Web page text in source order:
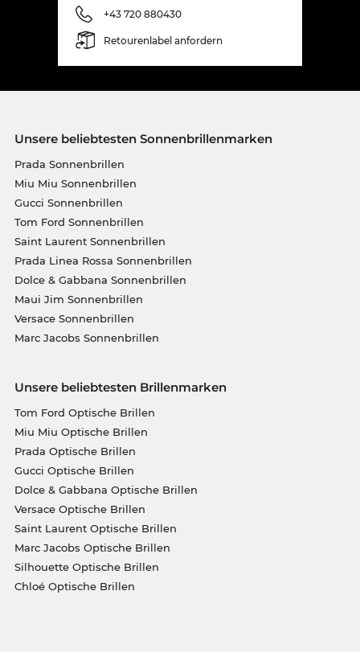
+43 720 880430
Retourenlabel anfordern
Unsere beliebtesten Sonnenbrillenmarken
Prada Sonnenbrillen
Miu Miu Sonnenbrillen
Gucci Sonnenbrillen
Tom Ford Sonnenbrillen
Saint Laurent Sonnenbrillen
Prada Linea Rossa Sonnenbrillen
Dolce & Gabbana Sonnenbrillen
Maui Jim Sonnenbrillen
Versace Sonnenbrillen
Marc Jacobs Sonnenbrillen
Unsere beliebtesten Brillenmarken
Tom Ford Optische Brillen
Miu Miu Optische Brillen
Prada Optische Brillen
Gucci Optische Brillen
Dolce & Gabbana Optische Brillen
Versace Optische Brillen
Saint Laurent Optische Brillen
Marc Jacobs Optische Brillen
Silhouette Optische Brillen
Chloé Optische Brillen